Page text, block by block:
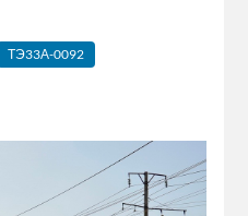
ТЭ33А-0092